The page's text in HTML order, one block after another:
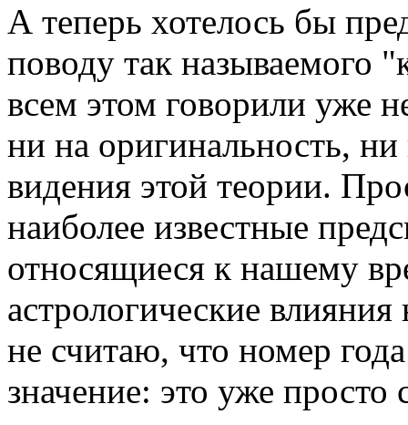
А теперь хотелось бы
поводу так называемого
всем этом говорили уже
ни на оригинальность, ни
видения этой теории.
наиболее известные
относящиеся к нашему
астрологические
не считаю, что номер
значение: это уже просто